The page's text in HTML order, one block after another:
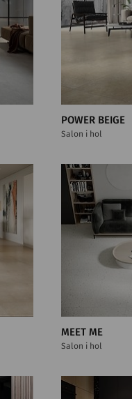
POWER BEIGE
Salon i hol
MEET ME
Salon i hol